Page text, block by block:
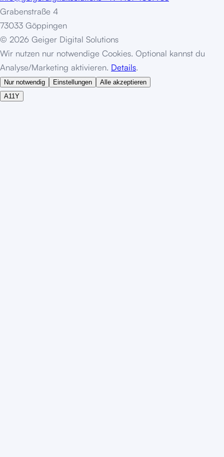
Grabenstraße 4
73033 Göppingen
© 2026 Geiger Digital Solutions
Wir nutzen nur notwendige Cookies. Optional kannst du
Analyse/Marketing aktivieren. Details.
Nur notwendig Einstellungen
Alle akzeptieren
A11Y